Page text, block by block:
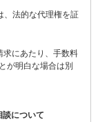
、法的な代理権を証
求にあたり、手数料
が明白な場合は別
について